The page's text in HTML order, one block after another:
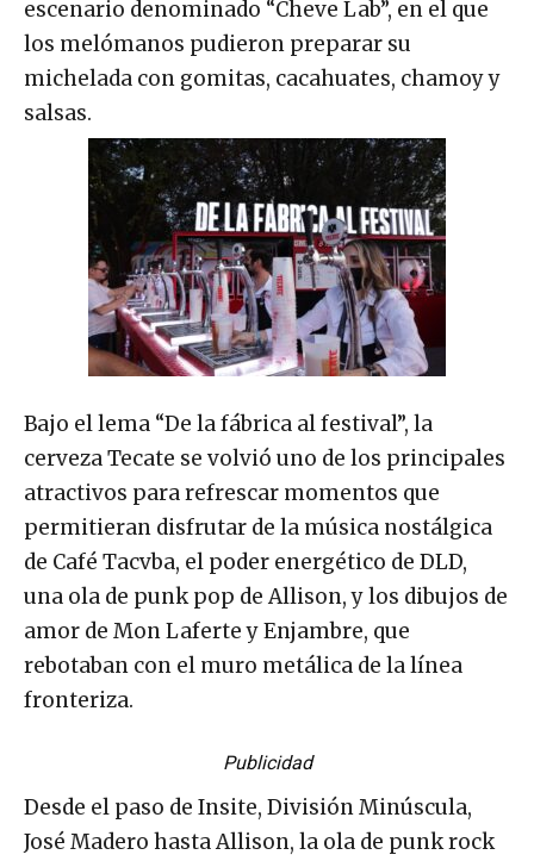
escenario denominado “Cheve Lab”, en el que
los melómanos pudieron preparar su
michelada con gomitas, cacahuates, chamoy y
salsas.
Bajo el lema “De la fábrica al festival”, la
cerveza Tecate se volvió uno de los principales
atractivos para refrescar momentos que
permitieran disfrutar de la música nostálgica
de Café Tacvba, el poder energético de DLD,
una ola de punk pop de Allison, y los dibujos de
amor de Mon Laferte y Enjambre, que
rebotaban con el muro metálica de la línea
fronteriza.
Publicidad
Desde el paso de Insite, División Minúscula,
José Madero hasta Allison, la ola de punk rock